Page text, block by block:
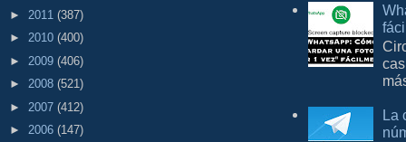
► 2011 (387)
► 2010 (400)
► 2009 (406)
► 2008 (521)
► 2007 (412)
► 2006 (147)
La